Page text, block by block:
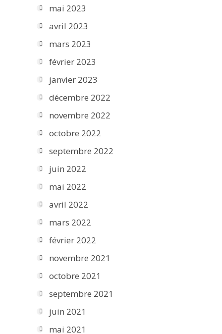
mai 2023
avril 2023
mars 2023
février 2023
janvier 2023
décembre 2022
novembre 2022
octobre 2022
septembre 2022
juin 2022
mai 2022
avril 2022
mars 2022
février 2022
novembre 2021
octobre 2021
septembre 2021
juin 2021
mai 2021